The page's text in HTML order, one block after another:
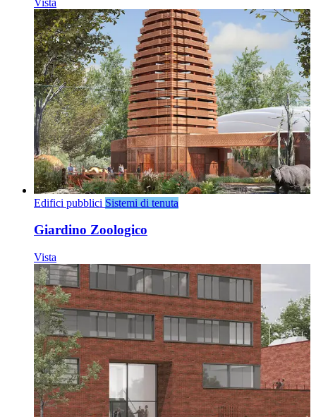
Vista
Edifici pubblici Sistemi di tenuta
Giardino Zoologico
Vista